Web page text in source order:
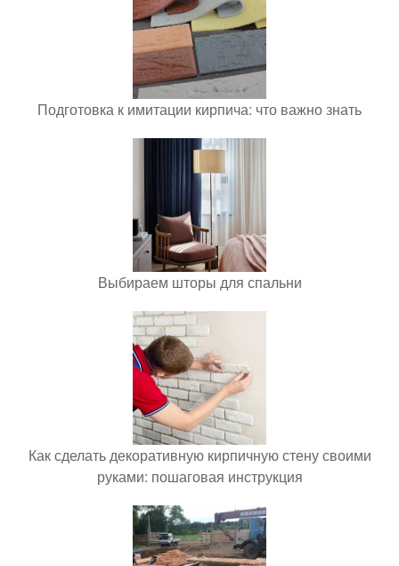
Подготовка к имитации кирпича: что важно знать
Выбираем шторы для спальни
Как сделать декоративную кирпичную стену своими
руками: пошаговая инструкция